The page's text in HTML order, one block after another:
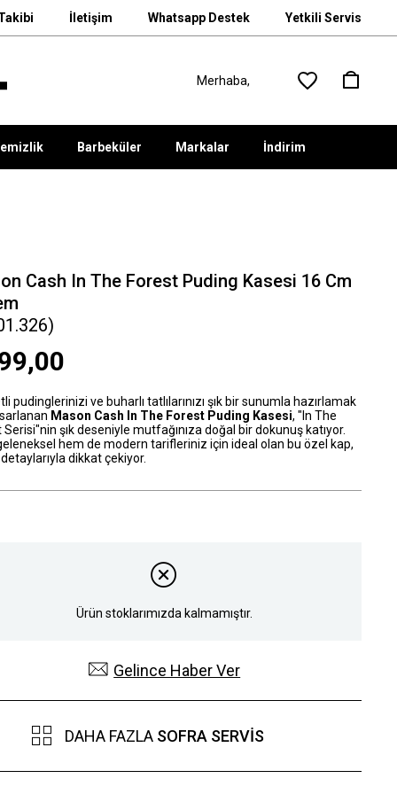
İletişim Whatsapp Destek Yetkili Servis
Barbeküler Markalar İndirim
Cash In The Forest Puding Kasesi 16 Cm
pudinglerinizi ve buharlı tatlılarınızı şık bir sunumla hazırlamak
Mason Cash In The Forest Puding Kasesi, "In The
Serisi"nin şık deseniyle mutfağınıza doğal bir dokunuş katıyor.
hem de modern tarifleriniz için ideal olan bu özel kap,
dikkat çekiyor.
Ürün stoklarımızda kalmamıştır.
Gelince Haber Ver
DAHA FAZLA SOFRA SERVIS